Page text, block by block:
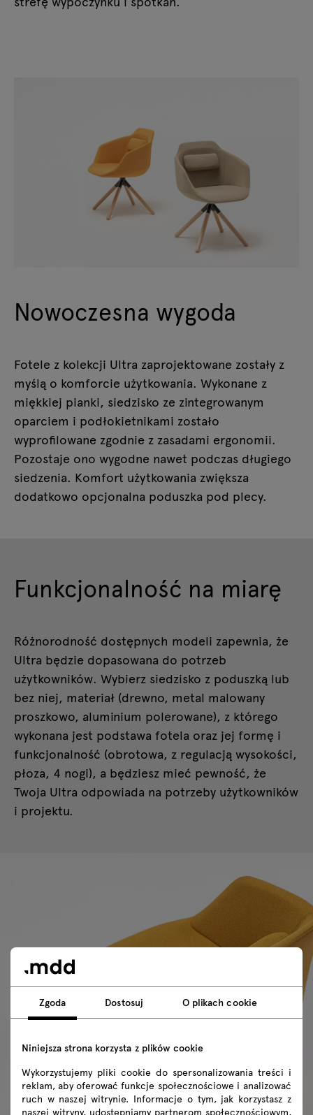
Nowoczesna wygoda
Fotele z kolekcji Ultra zaprojektowane zostały z
myślą o komforcie użytkowania. Wykonane z
miękkiej pianki, siedzisko ze zintegrowanym
oparciem i podłokietnikami zostało
wyprofilowane zgodnie z zasadami ergonomii.
Pozostaje ono wygodne nawet podczas długiego
siedzenia. Komfort użytkowania zwiększa
dodatkowo opcjonalna poduszka pod plecy.
Funkcjonalność na miarę
Różnorodność dostępnych modeli zapewnia, że
Ultra będzie dopasowana do potrzeb
użytkowników. Wybierz siedzisko z poduszką lub
bez niej, materiał (drewno, metal malowany
proszkowo, aluminium polerowane), z którego
wykonana jest podstawa fotela oraz jej formę i
funkcjonalność (obrotowa, z regulacją wysokości,
płoza, 4 nogi), a będziesz mieć pewność, że
Twoja Ultra odpowiada na potrzeby użytkowników
i projektu.
Zgoda Dostosuj O plikach cookie
Niniejsza strona korzysta z plików cookie
Wykorzystujemy pliki cookie do spersonalizowania treści i
reklam, aby oferować funkcje społecznościowe i analizować
ruch w naszej witrynie. Informacje o tym, jak korzystasz z
naszej witryny, udostępniamy partnerom społecznościowym,